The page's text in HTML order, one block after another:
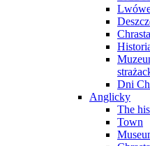
Dni
Anglicky
The
Town